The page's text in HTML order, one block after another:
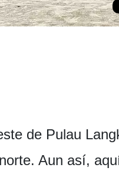
de Pulau
Aun así,